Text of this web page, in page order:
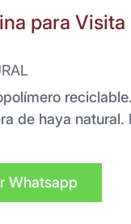
para Visita
de haya natural.
Whatsapp